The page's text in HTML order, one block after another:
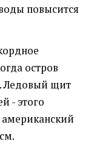
повысится
остров
Ледовый щит
- этого
американский